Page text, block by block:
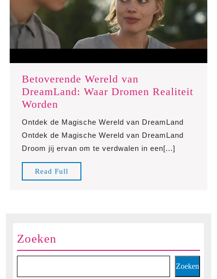
Betoverende Wereld van
DreamLand: Waar Dromen Realiteit
Worden
van
DreamLand:
Waar
Dromen
Realiteit
Ontdek de Magische Wereld van DreamLand
Ontdek de Magische Wereld van DreamLand
Droom jij ervan om te verdwalen in een[...]
Read Full
Full
Zoeken
Zoeken